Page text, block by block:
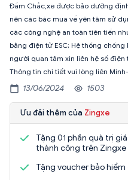
Đầm Chắc,xe được bảo dưỡng
nên các bác mua về yên tâm sử
các công nghệ an toàn tiên tiến
bằng điện tử ESC; Hệ thống
người quan tâm xin liên hệ số điện
Thông tin chi tiết vui lòng liên Minh-
13/06/2024 1503
Ưu đãi thêm của Zingxe
Tặng 01 phần quà trị
thành công trên Zingxe
Tặng voucher bảo